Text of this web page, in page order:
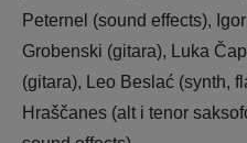
Peternel (sound effects),
Grobenski (gitara), Luka
(gitara), Leo Beslać (synth,
Hraščanes (alt i tenor